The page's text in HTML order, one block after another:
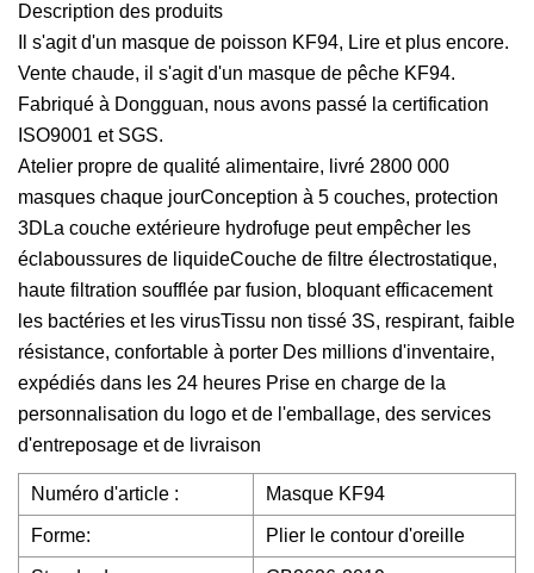
Description des produits
Il s'agit d'un masque de poisson KF94, Lire et plus encore.
Vente chaude, il s'agit d'un masque de pêche KF94.
Fabriqué à Dongguan, nous avons passé la certification
ISO9001 et SGS.
Atelier propre de qualité alimentaire, livré 2800 000
masques chaque jourConception à 5 couches, protection
3DLa couche extérieure hydrofuge peut empêcher les
éclaboussures de liquideCouche de filtre électrostatique,
haute filtration soufflée par fusion, bloquant efficacement
les bactéries et les virusTissu non tissé 3S, respirant, faible
résistance, confortable à porter Des millions d'inventaire,
expédiés dans les 24 heures Prise en charge de la
personnalisation du logo et de l'emballage, des services
d'entreposage et de livraison
Numéro d'article : Masque KF94
Forme: Plier le contour d'oreille